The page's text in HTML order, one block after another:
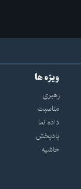
ویژه ها
رهبری
مناسبت
داده نما
پادپخش
حاشیه